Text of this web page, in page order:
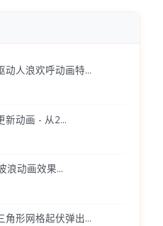
动人浪欢呼动画特...
新动画 - 从2...
浪动画效果...
角形网格起伏弹出...